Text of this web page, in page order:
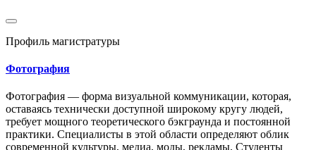
Профиль магистратуры
Фотография
Фотография — форма визуальной коммуникации, которая,
оставаясь технически доступной широкому кругу людей,
требует мощного теоретического бэкграунда и постоянной
практики. Специалисты в этой области определяют облик
современной культуры, медиа, моды, рекламы. Студенты